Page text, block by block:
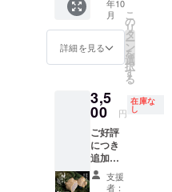
モノ、
がキツ
イモノ
く可能
性が御
座いま
す。
年10
月
詳細を見る
こ
の
リ
タ
ー
ン
を
選
択
す
る
3,5
00 円
在庫な
し
ご好評
につき
追加！
鯉焼き
アイス
支援
者：